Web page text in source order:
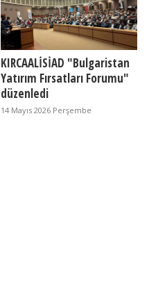
KIRCAALİSİAD "Bulgaristan
Yatırım Fırsatları Forumu"
düzenledi
14 Mayıs 2026 Perşembe